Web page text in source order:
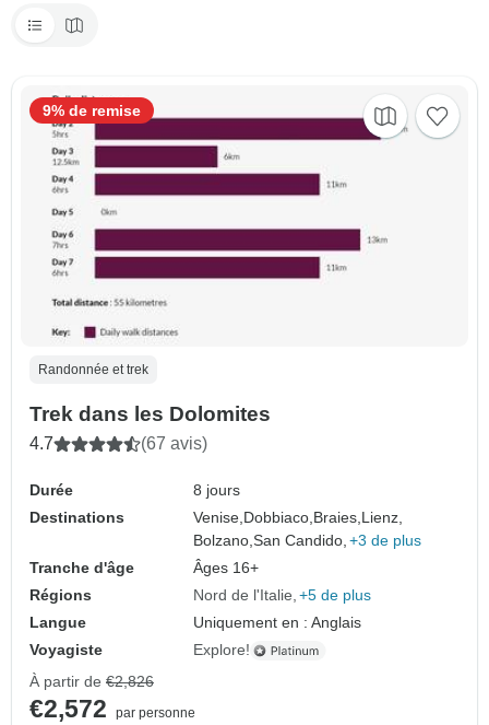
Randonnée et trek
Trek dans les Dolomites
4.7 (67 avis)
Durée
8 jours
Destinations
Venise, Dobbiaco, Braies, Lienz,
Bolzano,San Candido, +3 de plus
Tranche d'âge
Âges 16+
Régions
Nord de l'Italie +5 de plus
Langue
Uniquement en : Anglais
Voyagiste
Explore!
9% de remise
À partir de €2,826
€2,572
par personne